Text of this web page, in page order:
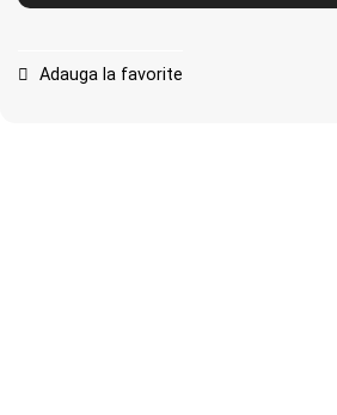
Adauga la favorite